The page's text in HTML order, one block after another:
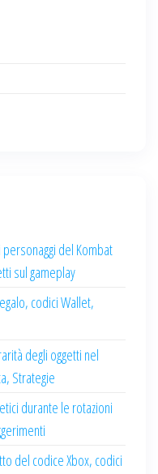
del Kombat
sul gameplay
codici Wallet,
degli oggetti nel
Strategie
durante le rotazioni
del codice Xbox, codici